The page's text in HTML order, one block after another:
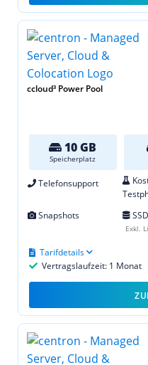
ccloud³ Power Pool
10 GB
Speicherplatz
Telefonsupport
Snapshots SSD
Vertragslaufzeit: 1 Monat
Tarifdetails
Exkl.